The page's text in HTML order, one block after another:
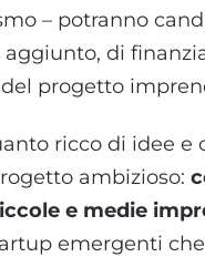
– potranno
di
progetto
ricco di idee e
ambizioso:
e medie
emergenti